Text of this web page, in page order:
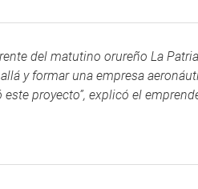
del matutino orureño La
y formar una empresa
proyecto”, explicó el